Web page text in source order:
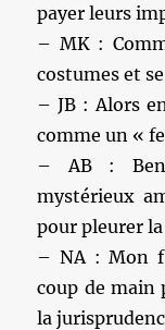
payer leurs
– MK :
costumes et
– JB : Alors
comme un «
– AB :
mystérieux
pour pleurer
– NA : Mon
coup de main
la